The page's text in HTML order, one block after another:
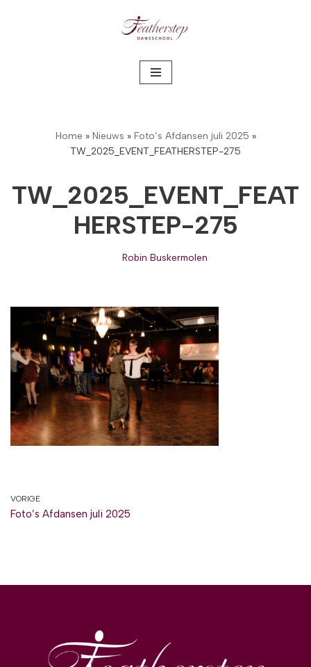
Home » Nieuws » Foto’s Afdansen juli 2025 »
TW_2025_EVENT_FEATHERSTEP-275
TW_2025_EVENT_FEAT
HERSTEP-275
Robin Buskermolen
VORIGE
Foto’s Afdansen juli 2025